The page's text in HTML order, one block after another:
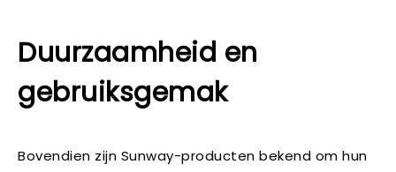
Duurzaamheid en
gebruiksgemak
Bovendien zijn Sunway-producten bekend om hun